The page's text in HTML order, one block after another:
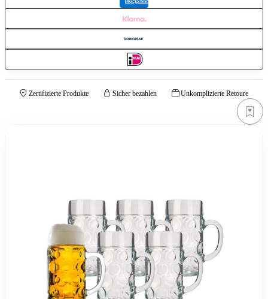
Zertifizierte Produkte Sicher bezahlen Unkomplizierte Retoure